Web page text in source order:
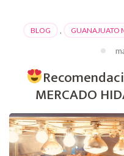
BLOG , GUANAJUATO
MERCADO